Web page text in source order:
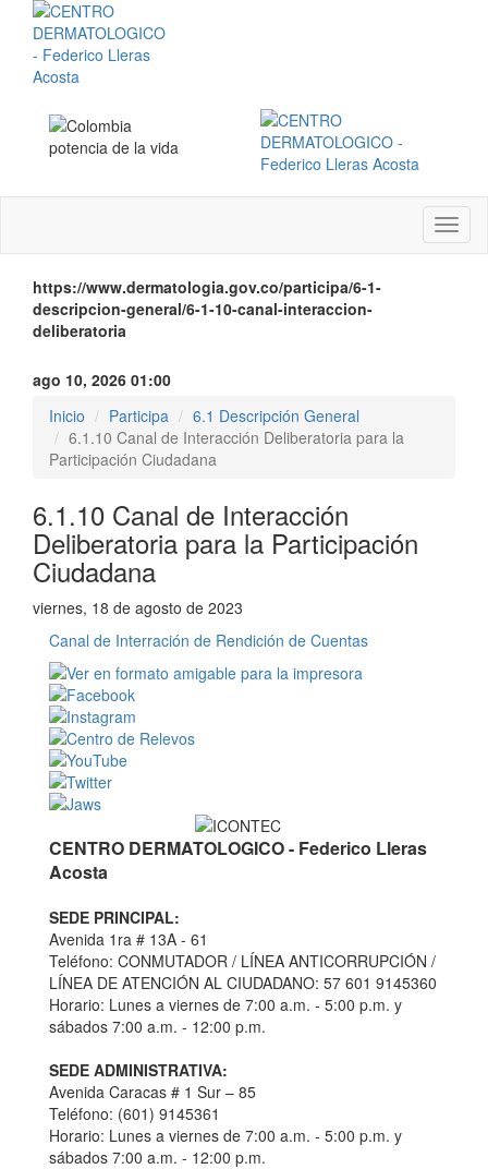
Menú
https://www.dermatologia.gov.co/participa/6-1-
descripcion-general/6-1-10-canal-interaccion-
deliberatoria
ago 10, 2026 01:00
Inicio
Participa
6.1 Descripción General
6.1.10 Canal de Interacción Deliberatoria para la
Participación Ciudadana
6.1.10 Canal de Interacción
Deliberatoria para la Participación
Ciudadana
viernes, 18 de agosto de 2023
Canal de Interración de Rendición de Cuentas
CENTRO DERMATOLOGICO - Federico Lleras
Acosta
SEDE PRINCIPAL:
Avenida 1ra # 13A - 61
Teléfono: CONMUTADOR / LÍNEA ANTICORRUPCIÓN /
LÍNEA DE ATENCIÓN AL CIUDADANO: 57 601 9145360
Horario: Lunes a viernes de 7:00 a.m. - 5:00 p.m. y
sábados 7:00 a.m. - 12:00 p.m.
SEDE ADMINISTRATIVA:
Avenida Caracas # 1 Sur – 85
Teléfono: (601) 9145361
Horario: Lunes a viernes de 7:00 a.m. - 5:00 p.m. y
sábados 7:00 a.m. - 12:00 p.m.